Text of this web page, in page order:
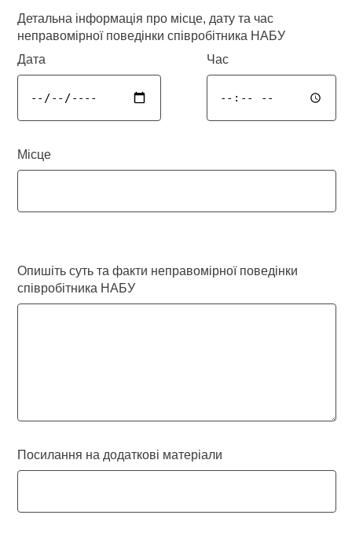
Детальна інформація про місце, дату та час
неправомірної поведінки співробітника НАБУ
Дата
Час
Місце
Опишіть суть та факти неправомірної поведінки
співробітника НАБУ
Посилання на додаткові матеріали